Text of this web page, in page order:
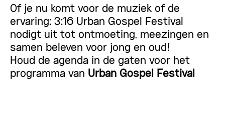
Of je nu komt voor de muziek of de
ervaring: 3:16 Urban Gospel Festival
nodigt uit tot ontmoeting, meezingen en
samen beleven voor jong en oud!
Houd de agenda in de gaten voor het
programma van Urban Gospel Festival